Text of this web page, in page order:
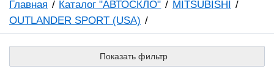
Главная Каталог "АВТОСКЛО"
MITSUBISHI
OUTLANDER SPORT (USA)
Показать фильтр